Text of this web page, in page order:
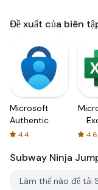
Đề xuất của biên
Microsoft
Authenticator
4.4 4.6
Subway Ninja
Làm thế nào để tải